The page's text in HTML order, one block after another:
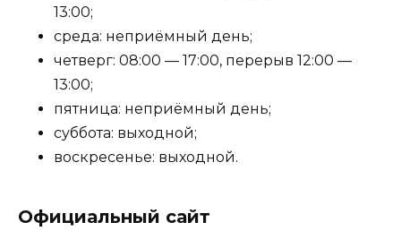
13:00;
среда: неприёмный день;
четверг: 08:00 — 17:00, перерыв 12:00 —
13:00;
пятница: неприёмный день;
суббота: выходной;
воскресенье: выходной.
Официальный сайт